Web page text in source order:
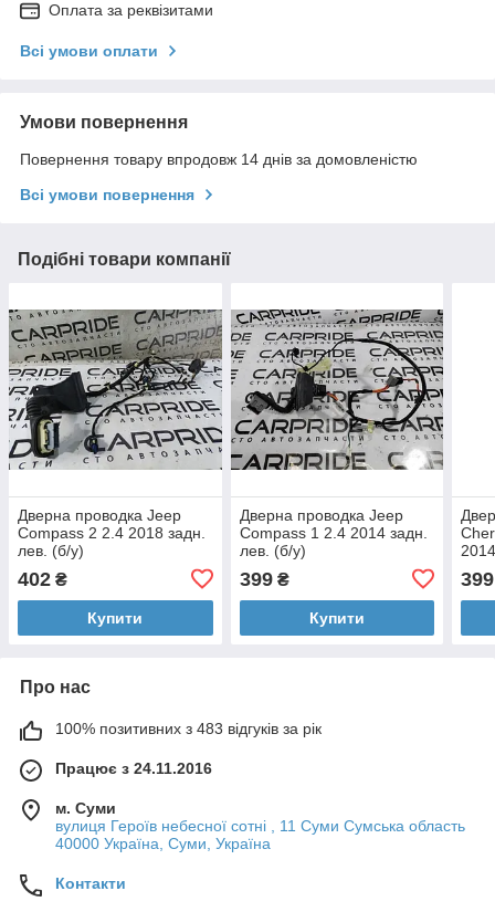
Оплата за реквізитами
Всі умови оплати
Умови повернення
Повернення товару впродовж 14 днів за домовленістю
Всі умови повернення
Подібні товари компанії
Дверна проводка Jeep
Compass 2 2.4 2018 задн.
лев. (б/у)
402 ₴
Купити
Дверна проводка Jeep
Compass 1 2.4 2014 задн.
лев. (б/у)
399₴
Купити
399
Про нас
100% позитивних з 483 відгуків за рік
Працює з 24.11.2016
м. Суми
вулиця Героїв небесної сотні , 11 Суми Сумська область
40000 Україна, Суми, Україна
Контакти